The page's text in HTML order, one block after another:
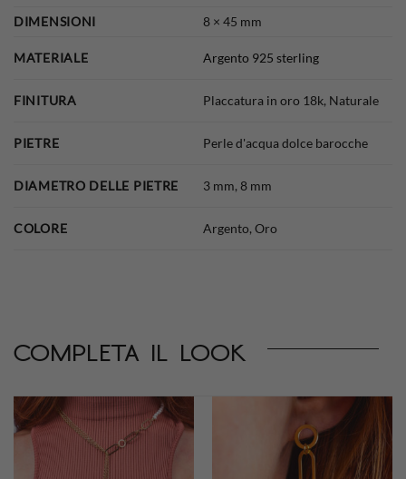
DIMENSIONI
8 × 45 mm
MATERIALE Argento 925 sterling
FINITURA Placcatura in oro 18k, Naturale
PIETRE Perle d'acqua dolce barocche
DIAMETRO DELLE PIETRE 3 mm, 8 mm
COLORE Argento, Oro
completa il look